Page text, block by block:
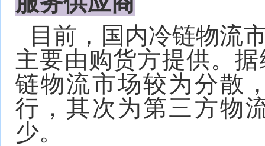
目前，国内冷链物流
主要由购货方提供。
链物流市场较为分散
行，其次为第三方物
少。